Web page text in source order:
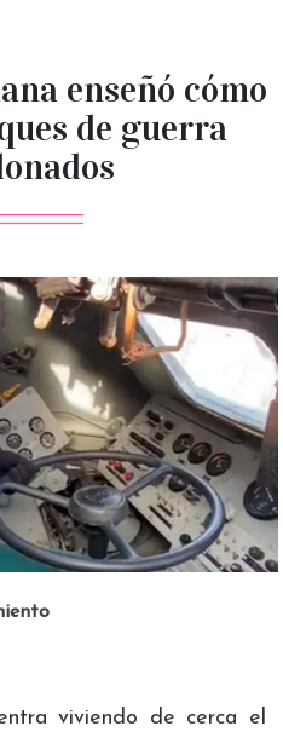
enseñó cómo
de guerra
viviendo de cerca el